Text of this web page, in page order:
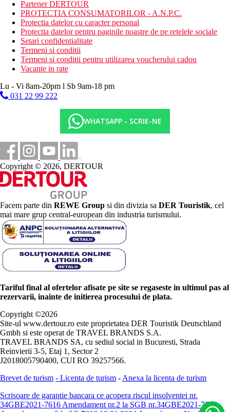
Partener DERTOUR
PROTECTIA CONSUMATORILOR - A.N.P.C.
Protectia datelor cu caracter personal
Protectia datelor pentru paginile noastre de pe retelele sociale
Setari confidentialitate
Termeni si conditii
Termeni si conditii pentru utilizarea voucherului cadou
Vacante in rate
Lu - Vi 8am-20pm l Sb 9am-18 pm
031 22 99 222
WHATSAPP - SCRIE-NE
Copyright © 2026, DERTOUR
Facem parte din REWE Group si din divizia sa DER Touristik, cel
mai mare grup central-european din industria turismului.
Tariful final al ofertelor afisate pe site se regaseste in ultimul pas al
rezervarii, inainte de initierea procesului de plata.
Copyright ©2026
Site-ul www.dertour.ro este proprietatea DER Touristik Deutschland
Gmbh si este operat de TRAVEL BRANDS S.A.
TRAVEL BRANDS SA, cu sediul social in Bucuresti, Strada
Reinvierii 3-5, Etaj 1, Sector 2
J2018005790400, CUI RO 39257566.
Brevet de turism - Licenta de turism - Anexa la licenta de turism
Scrisoare de garantie bancara ce acopera riscul insolventei nr.
34GBE2021-7616 Amendament nr.2 la SGB nr.34GBE2021-7616